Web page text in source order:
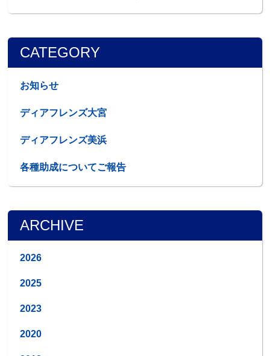
CATEGORY
お知らせ
ディアフレンズ大宮
ディアフレンズ美浜
各種助成についてご報告
ARCHIVE
2026
2025
2023
2020